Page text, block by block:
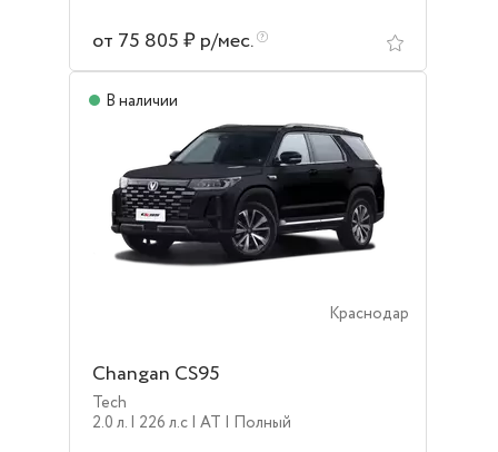
от 75 805 ₽ р/мес.
В наличии
Краснодар
Changan CS95
Tech
2.0 л. | 226 л.c | AT | Полный